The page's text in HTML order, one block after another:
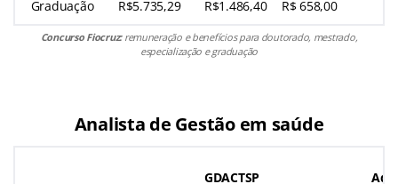
Graduação R$5.735,29 R$1.486,40 R$ 658,00
Concurso Fiocruz: remuneração e benefícios para doutorado, mestrado,
especialização e graduação
Analista de Gestão em saúde
GDACTSP